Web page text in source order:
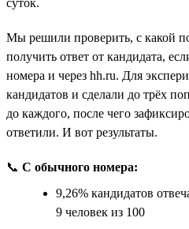
Мы решили проверить, с какой
получить ответ от кандидата,
номера и через hh.ru. Для
кандидатов и сделали до трёх
до каждого, после чего
ответили. И вот результаты.
📞 С обычного номера:
9,26% кандидатов
9 человек из 100